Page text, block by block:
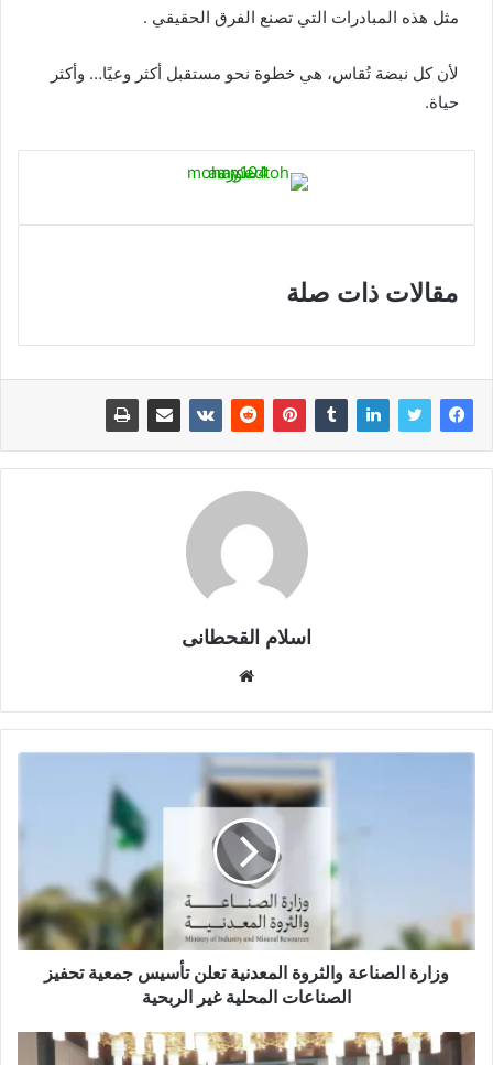
مثل هذه المبادرات التي تصنع الفرق الحقيقي .
لأن كل نبضة تُقاس، هي خطوة نحو مستقبل أكثر وعيًا… وأكثر
حياة.
مقالات ذات صلة
اسلام القحطانى
ق
ع
ا
ل
و
ب
وزارة الصناعة والثروة المعدنية تعلن تأسيس جمعية تحفيز
الصناعات المحلية غير الربحية